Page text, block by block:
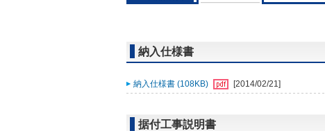
納入仕様書
納入仕様書 (108KB) [2014/02/21]
据付工事説明書